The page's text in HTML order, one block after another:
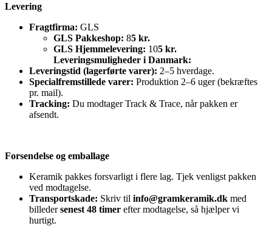
Levering
Fragtfirma: GLS
GLS Pakkeshop: 85 kr.
GLS Hjemmelevering: 105 kr.
Leveringsmuligheder i Danmark:
Leveringstid (lagerførte varer): 2–5 hverdage.
Specialfremstillede varer: Produktion 2–6 uger (bekræftes
pr. mail).
Tracking: Du modtager Track & Trace, når pakken er
afsendt.
Forsendelse og emballage
Keramik pakkes forsvarligt i flere lag. Tjek venligst pakken
ved modtagelse.
Transportskade: Skriv til info@gramkeramik.dk med
billedersenest 48 timer efter modtagelse, så hjælper vi
hurtigt.